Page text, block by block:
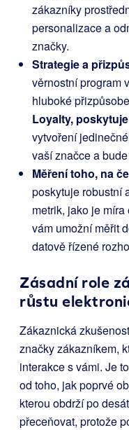
zákazníky
personalizace a
značky.
Strategie a
věrnostní program
hluboké
Loyalty, poskytuje
vytvoření
vaší značce a
Měření toho, na
poskytuje robustní
metrik, jako je
vám umožní měřit
datově řízené
Zásadní role
růstu
Zákaznická
značky zákazníkem,
interakce s vámi. Je
od toho, jak poprvé
kterou obdrží po
přeceňovat, protože